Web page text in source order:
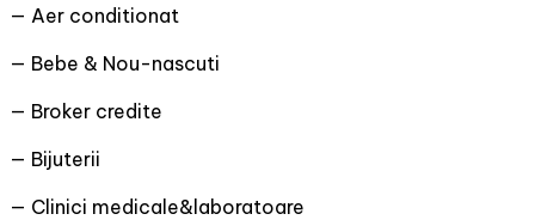
— Aer conditionat
— Bebe & Nou-nascuti
— Broker credite
— Bijuterii
— Clinici medicale&laboratoare